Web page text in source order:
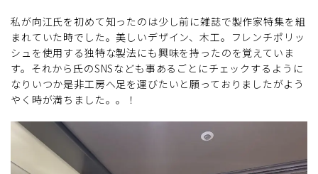
私が向江氏を初めて知ったのは少し前に雑誌で製作家特集を組
まれていた時でした。美しいデザイン、木工。フレンチポリッ
シュを使用する独特な製法にも興味を持ったのを覚えていま
す。それから氏のSNSなども事あるごとにチェックするように
なりいつか是非工房へ足を運びたいと願っておりましたがよう
やく時が満ちました。。！